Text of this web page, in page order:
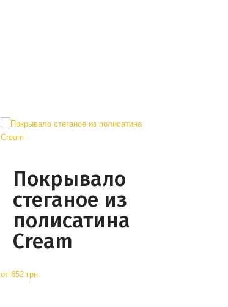
Покрывало
стеганое из
полисатина
Cream
от 652 грн.